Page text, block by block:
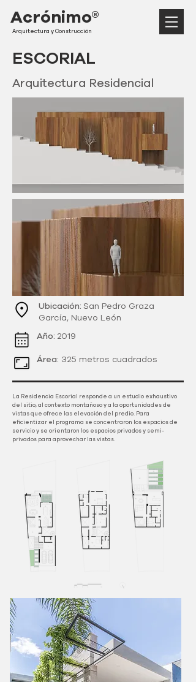
Acrónimo®
Arquitectura y Construcción
ESCORIAL
Arquitectura Residencial
Ubicación: San Pedro Graza
García, Nuevo León
Año: 2019
Área: 325 metros cuadrados
La Residencia Escorial responde a un estudio exhaustivo
del sitio, al contexto montañoso y a la oportunidades de
vistas que ofrece las elevación del predio. Para
eficientizar el programa se concentraron los espacios de
servicio y se orientaron los espacios privados y semi-
privados para aprovechar las vistas.